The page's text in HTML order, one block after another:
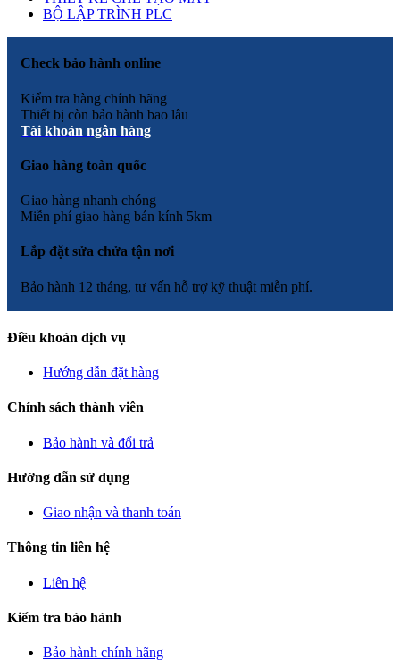
BỘ LẬP TRÌNH PLC
Check bảo hành online
Kiểm tra hàng chính hãng
Thiết bị còn bảo hành bao lâu
Tài khoản ngân hàng
Giao hàng toàn quốc
Giao hàng nhanh chóng
Miễn phí giao hàng bán kính 5km
Lắp đặt sửa chửa tận nơi
Bảo hành 12 tháng, tư vấn hỗ trợ kỹ thuật miễn phí.
Điều khoản dịch vụ
Hướng dẫn đặt hàng
Chính sách thành viên
Bảo hành và đổi trả
Hướng dẫn sử dụng
Giao nhận và thanh toán
Thông tin liên hệ
Liên hệ
Kiểm tra bảo hành
Bảo hành chính hãng